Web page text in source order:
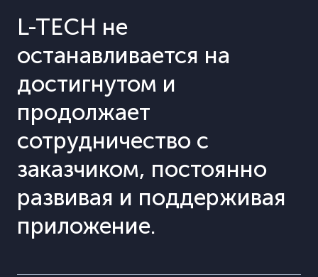
L-TECH не
останавливается на
достигнутом и
продолжает
сотрудничество с
заказчиком, постоянно
развивая и поддерживая
приложение.